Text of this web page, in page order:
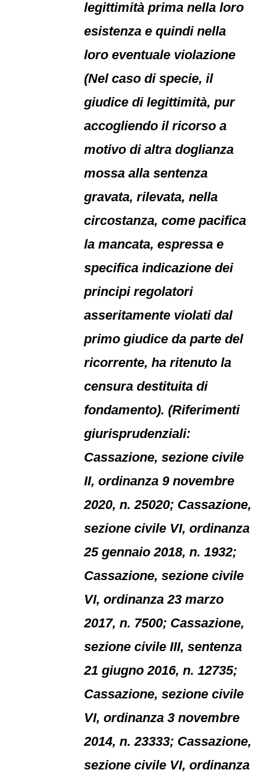
legittimità prima nella loro
esistenza e quindi nella
loro eventuale violazione
(Nel caso di specie, il
giudice di legittimità, pur
accogliendo il ricorso a
motivo di altra doglianza
mossa alla sentenza
gravata, rilevata, nella
circostanza, come pacifica
la mancata, espressa e
specifica indicazione dei
principi regolatori
asseritamente violati dal
primo giudice da parte del
ricorrente, ha ritenuto la
censura destituita di
fondamento). (Riferimenti
giurisprudenziali:
Cassazione, sezione civile
II, ordinanza 9 novembre
2020, n. 25020; Cassazione,
sezione civile VI, ordinanza
25 gennaio 2018, n. 1932;
Cassazione, sezione civile
VI, ordinanza 23 marzo
2017, n. 7500; Cassazione,
sezione civile III, sentenza
21 giugno 2016, n. 12735;
Cassazione, sezione civile
VI, ordinanza 3 novembre
2014, n. 23333; Cassazione,
sezione civile VI, ordinanza